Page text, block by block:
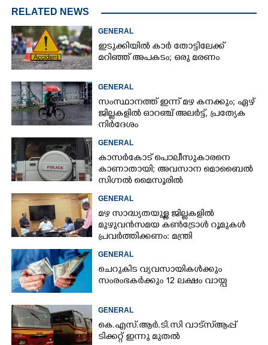
RELATED NEWS
GENERAL
ഇടുക്കിയിൽ കാർ തോട്ടിലേക്ക്
മറിഞ്ഞ് അപകടം; ഒരു മരണം
GENERAL
സംസ്ഥാനത്ത് ഇന്ന് മഴ കനക്കും; ഏഴ്
ജില്ലകളിൽ ഓറഞ്ച് അലർട്ട്, പ്രത്യേക
നിർദേശം
GENERAL
കാസർകോട് പൊലീസുകാരനെ
കാണാതായി; അവസാന മൊബൈൽ
സിഗ്നൽ മൈസൂരിൽ
GENERAL
മഴ സാദ്ധ്യതയുള്ള ജില്ലകളിൽ
മുഴുവൻസമയ കൺട്രോൾ റൂമുകൾ
പ്രവർത്തിക്കണം: മന്ത്രി
GENERAL
ചെറുകിട വ്യവസായികൾക്കും
സംരംഭകർക്കും 12 ലക്ഷം വായ്പ
GENERAL
കെ.എസ്.ആർ.ടി.സി വാട്സ്ആപ്പ്
ടിക്കറ്റ് ഇന്നു മുതൽ